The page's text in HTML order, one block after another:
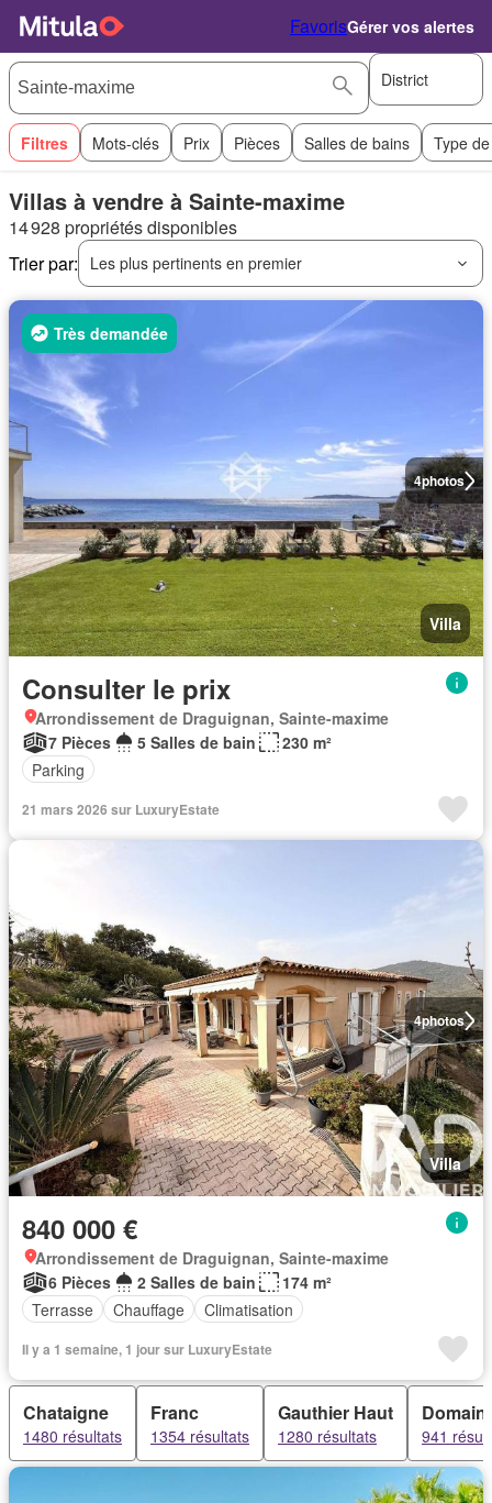
FavorisGérer vos alertes
District
Filtres Mots-clés Prix Pièces Salles de bains Type
Villas à vendre à Sainte-maxime
14 928 propriétés disponibles
Trier par:
Les plus pertinents en premier
4photos
Très demandée
Villa
Consulter le prix
Arrondissement de Draguignan, Sainte-maxime
7 Pièces
5 Salles de bain
230 m²
Parking
21 mars 2026 sur LuxuryEstate
4photos
Villa
840 000 €
Arrondissement de Draguignan, Sainte-maxime
6 Pièces
2 Salles de bain
174 m²
Terrasse
Chauffage Climatisation
Il y a 1 semaine, 1 jour sur LuxuryEstate
Chataigne
1480 résultats
Franc
1354 résultats
Gauthier Haut
1280 résultats 941